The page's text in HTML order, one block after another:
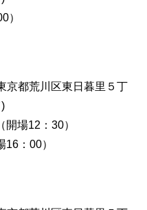
）
京都荒川区東日暮里５丁
場12：30）
：00）